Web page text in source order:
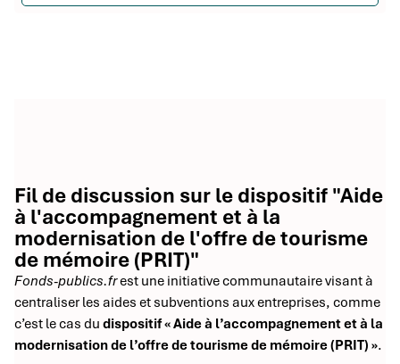
Fil de discussion sur le dispositif "Aide
à l'accompagnement et à la
modernisation de l'offre de tourisme
de mémoire (PRIT)"
Fonds-publics.frest une initiative communautaire visant à
centraliser les aides et subventions aux entreprises, comme
c’est le cas du dispositif « Aide à l’accompagnement et à la
modernisation de l’offre de tourisme de mémoire (PRIT) ».